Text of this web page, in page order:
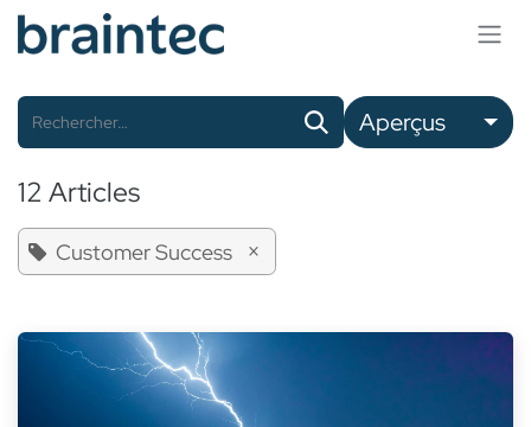
Se rendre au contenu
Aperçus
12 Articles
Customer Success ×